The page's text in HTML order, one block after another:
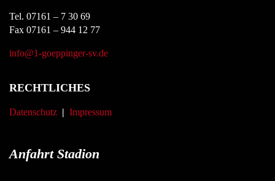
Tel. 07161 – 7 30 69
Fax 07161 – 944 12 77
info@1-goeppinger-sv.de
RECHTLICHES
Datenschutz | Impressum
Anfahrt Stadion